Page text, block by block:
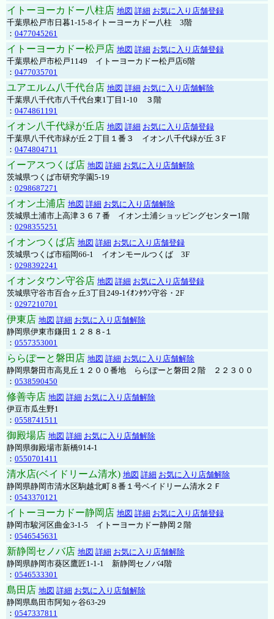
イトーヨーカドー八柱店 地図 詳細 お気に入り店舗登録
千葉県松戸市日暮1-15-8イトーヨーカドー八柱 3階
： 0477045261
イトーヨーカドー松戸店 地図 詳細 お気に入り店舗登録
千葉県松戸市松戸1149 イトーヨーカドー松戸店6階
： 0477035701
ユアエルム八千代台店 地図 詳細 お気に入り店舗解除
千葉県八千代市八千代台東1丁目1-10 ３階
： 0474861191
イオン八千代緑が丘店 地図 詳細 お気に入り店舗登録
千葉県八千代市緑が丘２丁目１番３ イオン八千代緑が丘３F
： 0474804711
イーアスつくば店 地図 詳細 お気に入り店舗解除
茨城県つくば市研究学園5-19
： 0298687271
イオン土浦店 地図 詳細 お気に入り店舗解除
茨城県土浦市上高津３６７番 イオン土浦ショッピングセンター1階
： 0298355251
イオンつくば店 地図 詳細 お気に入り店舗登録
茨城県つくば市稲岡66-1 イオンモールつくば 3F
： 0298392241
イオンタウン守谷店 地図 詳細 お気に入り店舗登録
茨城県守谷市百合ヶ丘3丁目249-1ｲｵﾝﾀｳﾝ守谷・2F
： 0297210701
伊東店 地図 詳細 お気に入り店舗解除
静岡県伊東市鎌田１２８８-１
： 0557353001
ららぽーと磐田店 地図 詳細 お気に入り店舗解除
静岡県磐田市高見丘１２００番地 ららぽーと磐田２階 ２２３００
： 0538590450
修善寺店 地図 詳細 お気に入り店舗解除
伊豆市瓜生野1
： 0558741511
御殿場店 地図 詳細 お気に入り店舗解除
静岡県御殿場市新橋914-1
： 0550701411
清水店(ベイドリーム清水) 地図 詳細 お気に入り店舗解除
静岡県静岡市清水区駒越北町８番１号ベイドリーム清水２Ｆ
： 0543370121
イトーヨーカドー静岡店 地図 詳細 お気に入り店舗登録
静岡市駿河区曲金3-1-5 イトーヨーカドー静岡２階
： 0546545631
新静岡セノバ店 地図 詳細 お気に入り店舗解除
静岡県静岡市葵区鷹匠1-1-1 新静岡セノバ4階
： 0546533301
島田店 地図 詳細 お気に入り店舗解除
静岡県島田市阿知ヶ谷63-29
： 0547337811